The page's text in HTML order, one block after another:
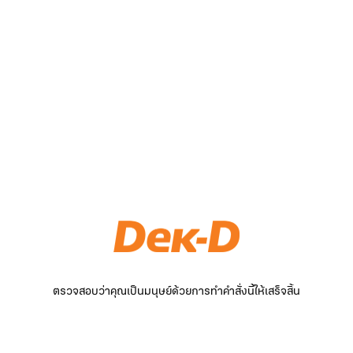
ตรวจสอบว่าคุณเป็นมนุษย์ด้วยการทำคำสั่งนี้ให้เสร็จสิ้น